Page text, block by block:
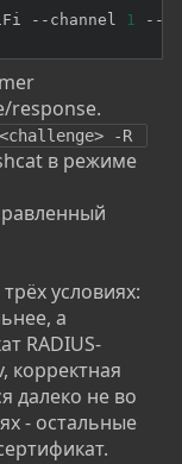
--channel 1 --
response.
-R
в режиме
условиях:
а
RADIUS-
корректная
далеко не во
- остальные